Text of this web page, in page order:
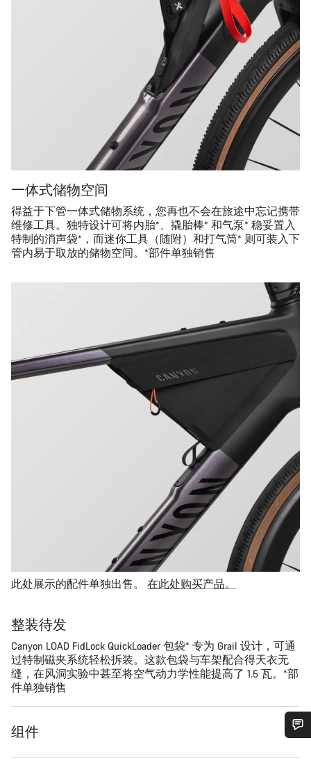
一体式储物空间
得益于下管一体式储物系统，您再也不会在旅途中忘记携带
维修工具。独特设计可将内胎*、撬胎棒* 和气泵* 稳妥置入
特制的消声袋*，而迷你工具（随附）和打气筒* 则可装入下
管内易于取放的储物空间。*部件单独销售
此处展示的配件单独出售。 在此处购买产品。
整装待发
Canyon LOAD FidLock QuickLoader 包袋* 专为 Grail 设计，可通
过特制磁夹系统轻松拆装。这款包袋与车架配合得天衣无
缝，在风洞实验中甚至将空气动力学性能提高了 1.5 瓦。*部
件单独销售
组件